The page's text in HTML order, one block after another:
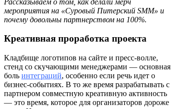
мероприятия на «Суровый Питерский SMM» и
почему довольны партнерством на 100%.
Креативная проработка проекта
Кладбище логотипов на сайте и пресс-волле,
стенд со скучающими менеджерами — основная
боль интеграций, особенно если речь идет о
бизнес-событиях. В то же время разрабатывать с
партнером совместную креативную активность
— это время, которое для организаторов дороже